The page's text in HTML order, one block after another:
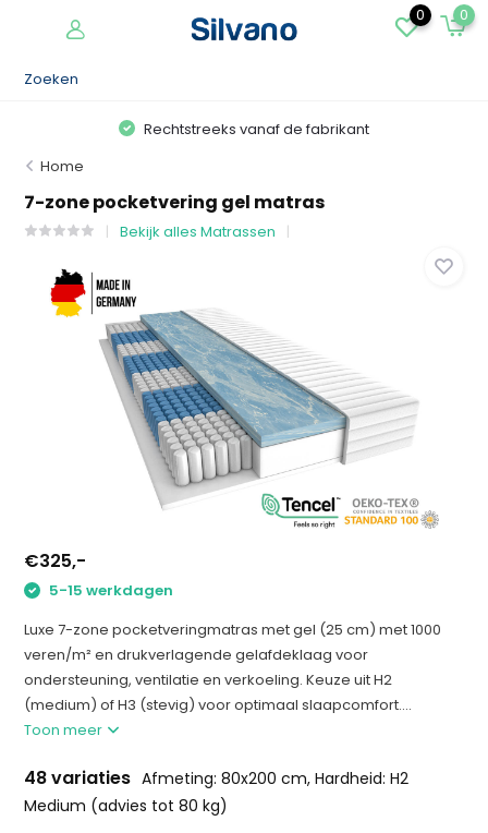
0 0
Rechtstreeks vanaf de fabrikant
Home
7-zone pocketvering gel matras
Bekijk alles Matrassen
€325,-
5-15 werkdagen
Luxe 7-zone pocketveringmatras met gel (25 cm) met 1000
veren/m² en drukverlagende gelafdeklaag voor
ondersteuning, ventilatie en verkoeling. Keuze uit H2
(medium) of H3 (stevig) voor optimaal slaapcomfort....
Toon meer
48 variaties Afmeting: 80x200 cm, Hardheid: H2
Medium (advies tot 80 kg)